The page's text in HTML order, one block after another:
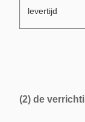
levertijd
(2) de